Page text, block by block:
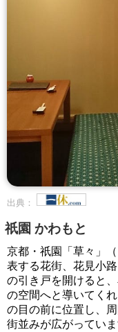
出典：
祇園 かわもと
京都・祇園「草々」
表する花街、花見小
の引き戸を開けると
の空間へと導いてく
の目の前に位置し、
街並みが広がってい